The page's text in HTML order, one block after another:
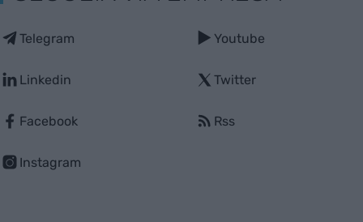
Telegram
Linkedin
Facebook
Instagram
Youtube
Twitter
Rss